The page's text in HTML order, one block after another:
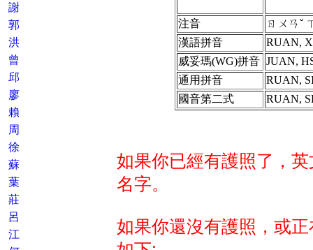
謝
郭
洪
曾
邱
廖
賴
周
徐
蘇
葉
莊
呂
江
注音
ㄖㄨㄢˇ
漢語拼音
RUAN,
威妥瑪(WG)拼音 JUAN,
通用拼音
RUAN,
國音第二式
RUAN,
如果你已經有護照了，
名字。
如果你還沒有護照，或